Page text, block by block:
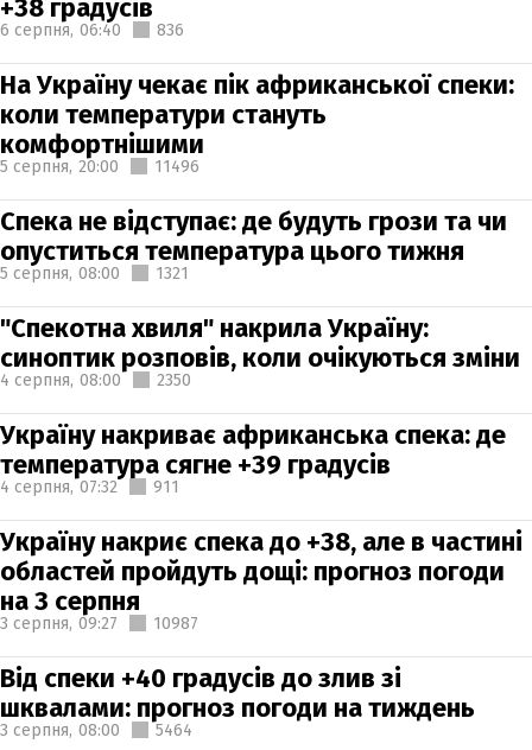
+38 градусів
6 серпня, 06:40 836
На Україну чекає пік африканської спеки:
коли температури стануть
комфортнішими
5 серпня, 20:00 11496
Спека не відступає: де будуть грози та чи
опуститься температура цього тижня
5 серпня, 08:00 1321
"Спекотна хвиля" накрила Україну:
синоптик розповів, коли очікуються зміни
4 серпня, 08:00 2350
Україну накриває африканська спека: де
температура сягне +39 градусів
4 серпня, 07:32 911
Україну накриє спека до +38, але в частині
областей пройдуть дощі: прогноз погоди
на 3 серпня
3 серпня, 09:27 10987
Від спеки +40 градусів до злив зі
шквалами: прогноз погоди на тиждень
3 серпня, 08:00 5464